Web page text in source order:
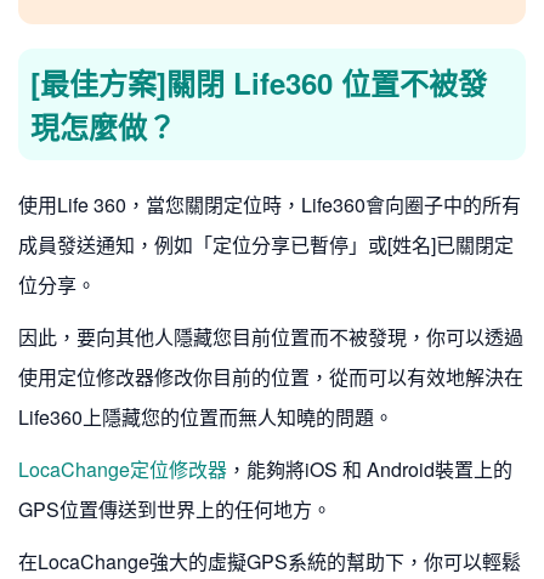
[最佳方案]關閉 Life360 位置不被發
現怎麼做？
使用Life 360，當您關閉定位時，Life360會向圈子中的所有
成員發送通知，例如「定位分享已暫停」或[姓名]已關閉定
位分享。
因此，要向其他人隱藏您目前位置而不被發現，你可以透過
使用定位修改器修改你目前的位置，從而可以有效地解決在
Life360上隱藏您的位置而無人知曉的問題。
LocaChange定位修改器 ，能夠將iOS 和 Android裝置上的
GPS位置傳送到世界上的任何地方。
在LocaChange強大的虛擬GPS系統的幫助下，你可以輕鬆